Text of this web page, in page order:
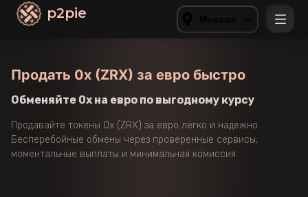
p2pie
Продать 0x (ZRX) за евро быстро
Обменяйте 0x на евро по выгодному курсу
Продавайте токены 0x (ZRX) за евро легко и надежно.
Бесперебойные обмены через проверенные сервисы,
моментальные выплаты и минимальная комиссия.